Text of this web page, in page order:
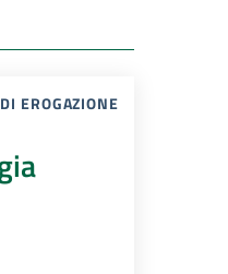
EROGAZIONE